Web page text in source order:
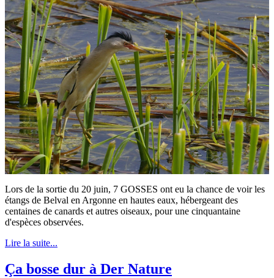
Lors de la sortie du 20 juin, 7 GOSSES ont eu la chance de voir les
étangs de Belval en Argonne en hautes eaux, hébergeant des
centaines de canards et autres oiseaux, pour une cinquantaine
d'espèces observées.
Lire la suite...
Ça bosse dur à Der Nature